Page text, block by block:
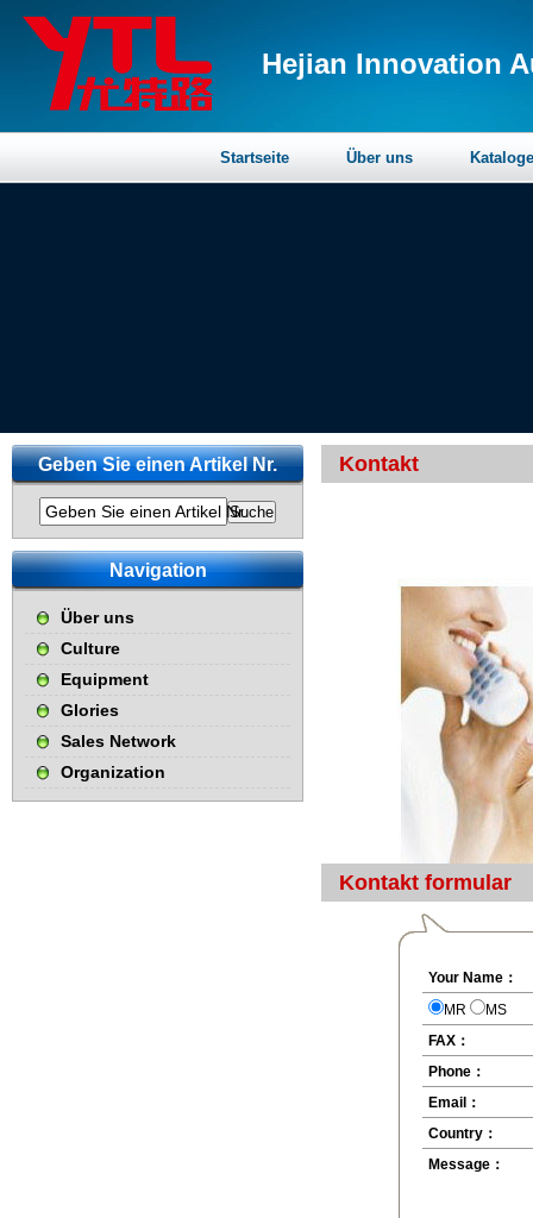
Hejian Innovation
Startseite Über uns Kataloge
Kontakt
Kontakt formular
Your Name：
MR
MS
FAX：
Phone：
Email：
Country：
Message：
Geben Sie einen Artikel Nr.
Geben Sie einen Artikel Nr.
Navigation
Über uns
Culture
Equipment
Glories
Sales Network
Organization